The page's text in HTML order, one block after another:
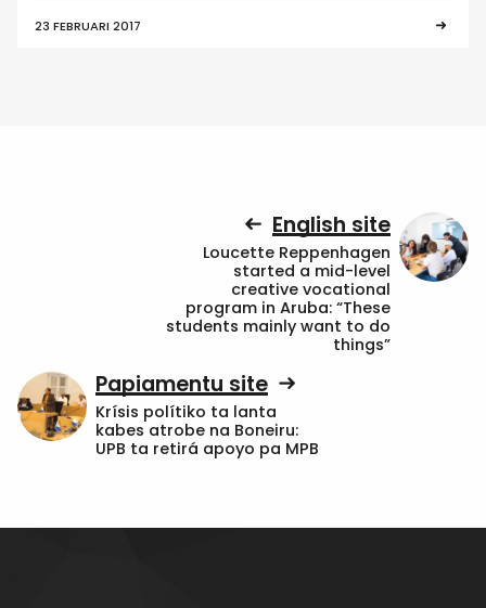
23 FEBRUARI 2017
English site
Loucette Reppenhagen
started a mid-level
creative vocational
program in Aruba: “These
students mainly want to do
things”
Papiamentu site
Krísis polítiko ta lanta
kabes atrobe na Boneiru:
UPB ta retirá apoyo pa MPB